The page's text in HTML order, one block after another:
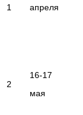
1
апреля
2
16-17
мая